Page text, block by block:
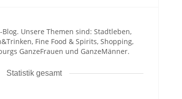
Unsere Themen sind: Stadtleben,
Fine Food & Spirits, Shopping,
GanzeFrauen und GanzeMänner.
Statistik gesamt